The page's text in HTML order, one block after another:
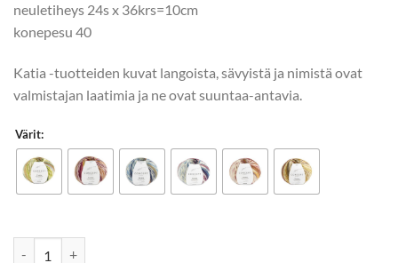
neuletiheys 24s x 36krs=10cm
konepesu 40
Katia -tuotteiden kuvat langoista, sävyistä ja nimistä ovat
valmistajan laatimia ja ne ovat suuntaa-antavia.
Värit: